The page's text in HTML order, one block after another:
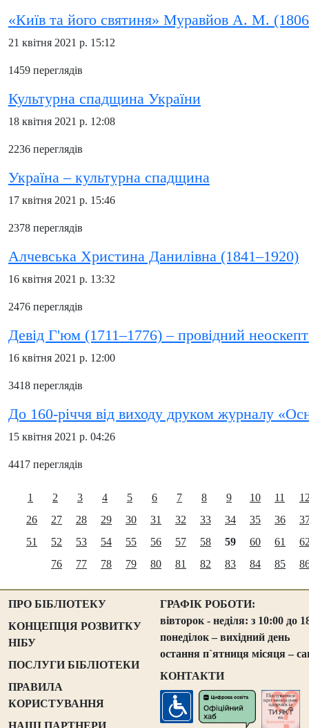
«Київ та його святиня» Муравйов А. М.
21 квітня 2021 р. 15:12
1459 переглядів
Культурна спадщина України
18 квітня 2021 р. 12:08
2236 переглядів
Україна – культурна спадщина
17 квітня 2021 р. 15:46
2378 переглядів
Алчевська Христина Данилівна (1841–1920)
16 квітня 2021 р. 13:32
2476 переглядів
Девід Г'юм (1711–1776) – провідний
16 квітня 2021 р. 12:00
3418 переглядів
До 160-річчя від виходу друком журналу
15 квітня 2021 р. 04:26
4417 переглядів
1 2 3 4 5 6 7 8 9 10 11
26
27 28 29 30 31 32 33 34 35 36
51
52 53 54 55 56 57 58 59 60 61
76
77 78 79 80 81 82 83 84 85
ПРО БІБЛІОТЕКУ
КОНЦЕПЦІЯ РОЗВИТКУ
НІБУ
ПОСЛУГИ БІБЛІОТЕКИ
ПРАВИЛА
КОРИСТУВАННЯ
НАШІ ПАРТНЕРИ
ГРАФІК РОБОТИ:
вівторок - неділя: з 10:00 до
понеділок – вихідний день
остання п`ятниця місяця –
КОНТАКТИ